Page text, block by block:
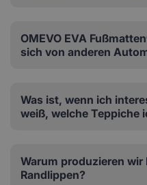
OMEVO EVA
sich von anderen
Was ist, wenn ich
weiß, welche Teppiche
Warum produzieren
Randlippen?